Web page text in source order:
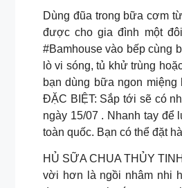
Dùng đũa trong bữa cơm
được cho gia đình một
#Bamhouse vào bếp cùng
lò vi sóng, tủ khử trùng
bạn dùng bữa ngon
ĐẶC BIỆT: Sắp tới sẽ có
ngày 15/07 . Nhanh tay để
toàn quốc. Bạn có thể đặt
HỦ SỮA CHUA THỦY
vời hơn là ngồi nhâm nhi